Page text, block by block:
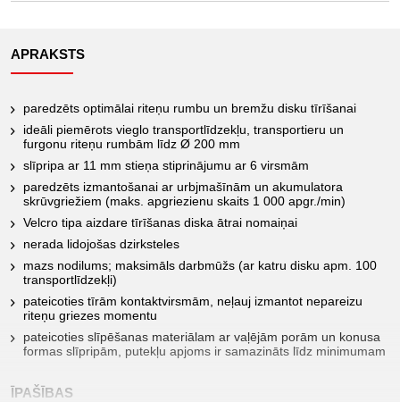
APRAKSTS
paredzēts optimālai riteņu rumbu un bremžu disku tīrīšanai
ideāli piemērots vieglo transportlīdzekļu, transportieru un
furgonu riteņu rumbām līdz Ø 200 mm
slīpripa ar 11 mm stieņa stiprinājumu ar 6 virsmām
paredzēts izmantošanai ar urbjmašīnām un akumulatora
skrūvgriežiem (maks. apgriezienu skaits 1 000 apgr./min)
Velcro tipa aizdare tīrīšanas diska ātrai nomaiņai
nerada lidojošas dzirksteles
mazs nodilums; maksimāls darbmūžs (ar katru disku apm. 100
transportlīdzekļi)
pateicoties tīrām kontaktvirsmām, neļauj izmantot nepareizu
riteņu griezes momentu
pateicoties slīpēšanas materiālam ar vaļējām porām un konusa
formas slīpripām, putekļu apjoms ir samazināts līdz minimumam
ĪPAŠĪBAS